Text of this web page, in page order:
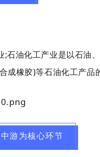
油化工产业是以石油
橡胶)等石油化工产品
游为核心环节